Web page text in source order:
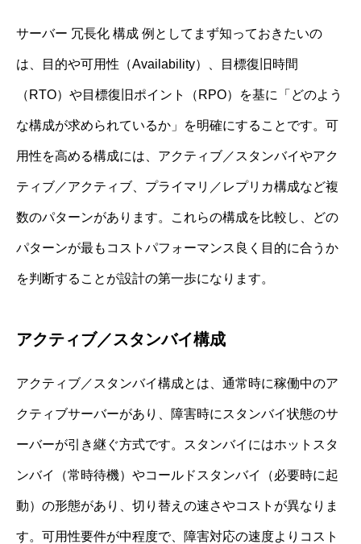
サーバー 冗長化 構成 例としてまず知っておきたいの
は、目的や可用性（Availability）、目標復旧時間
（RTO）や目標復旧ポイント（RPO）を基に「どのよう
な構成が求められているか」を明確にすることです。可
用性を高める構成には、アクティブ／スタンバイやアク
ティブ／アクティブ、プライマリ／レプリカ構成など複
数のパターンがあります。これらの構成を比較し、どの
パターンが最もコストパフォーマンス良く目的に合うか
を判断することが設計の第一歩になります。
アクティブ／スタンバイ構成
アクティブ／スタンバイ構成とは、通常時に稼働中のア
クティブサーバーがあり、障害時にスタンバイ状態のサ
ーバーが引き継ぐ方式です。スタンバイにはホットスタ
ンバイ（常時待機）やコールドスタンバイ（必要時に起
動）の形態があり、切り替えの速さやコストが異なりま
す。可用性要件が中程度で、障害対応の速度よりコスト